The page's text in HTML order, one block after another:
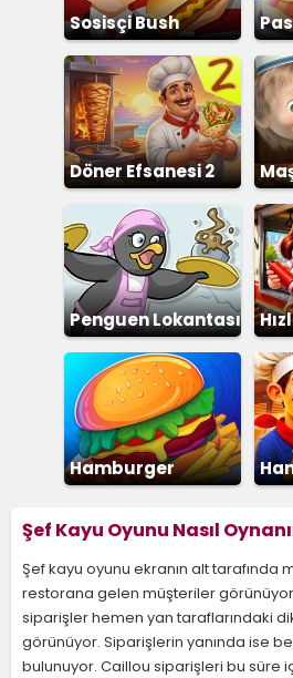
Sosisçi Bush
Döner Efsanesi 2
Penguen Lokantası
Hamburger
Şef Kayu Oyunu Nasıl
Şef kayu oyunu ekranın alt tarafında
restorana gelen müşteriler
siparişler hemen yan taraflarındaki
görünüyor. Siparişlerin yanında ise
bulunuyor. Caillou siparişleri bu süre